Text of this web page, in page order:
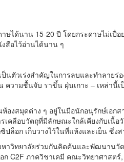
ได้นาน 15-20 ปี โดยกระดาษไม่เ
สือไว้อ่านได้นาน ๆ
นตัวเร่งสำคัญในการลบและทำลา
ความชื้นจับ ราขึ้น ฝุ่นเกาะ – เหล่
องสมุดต่าง ๆ อยู่ในมือนักอนุรักษ์เอ
คลือบวัตถุที่มีลักษณะใกล้เคียงกับเนื้
ล็อก เก็บวางไว้ในที่แห้งและเย็น
วิทยาลัยร่วมกันคิดค้นและพัฒนานวั
C2F ภาควิชาเคมี คณะวิทยาศาส